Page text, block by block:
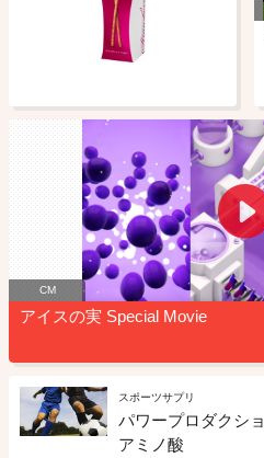
CM
アイスの実 Special Movie
スポーツサプリ
パワープロダクシ
アミノ酸